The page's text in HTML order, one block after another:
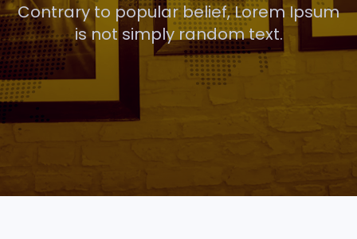
Contrary to popular belief, Lorem Ipsum
is not simply random text.